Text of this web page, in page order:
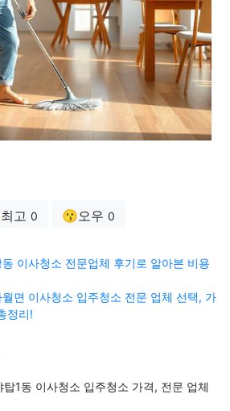
고 0 😗오우 0
이사청소 전문업체 후기로 알아본 비용
면 이사청소 입주청소 전문 업체 선택, 가
정리!
1동 이사청소 입주청소 가격, 전문 업체